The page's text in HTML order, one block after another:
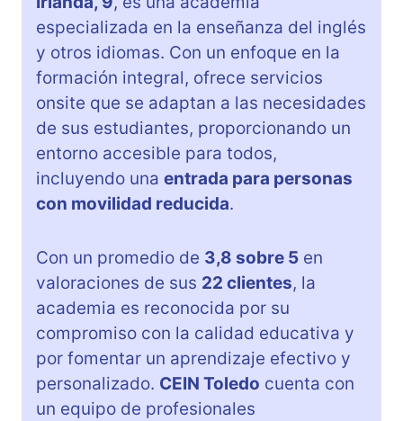
especializada en la enseñanza del inglés
y otros idiomas. Con un enfoque en la
formación integral, ofrece servicios
onsite que se adaptan a las necesidades
de sus estudiantes, proporcionando un
entorno accesible para todos,
incluyendo una entrada para personas
con movilidad reducida.
Con un promedio de 3,8 sobre 5 en
valoraciones de sus 22 clientes, la
academia es reconocida por su
compromiso con la calidad educativa y
por fomentar un aprendizaje efectivo y
personalizado. CEIN Toledo cuenta con
un equipo de profesionales